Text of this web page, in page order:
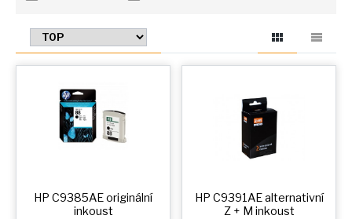
HP C9385AE originální
inkoust
HP C9391AE alternativní
Z + M inkoust